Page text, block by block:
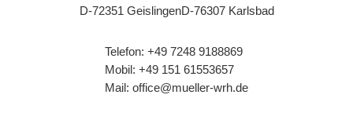
D-72351 GeislingenD-76307 Karlsbad
Telefon: +49 7248 9188869
Mobil: +49 151 61553657
Mail: office@mueller-wrh.de